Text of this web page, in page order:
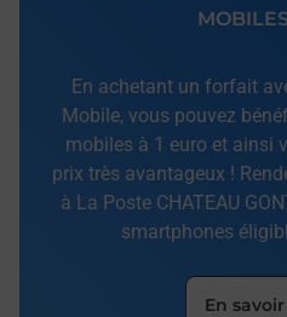
En achetant un forfait
Mobile, vous pouvez
mobiles à 1 euro et ainsi
prix très avantageux !
à La Poste CHATEAU
smartphones
En